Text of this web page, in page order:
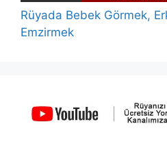
Rüyada Bebek Görmek,
Emzirmek